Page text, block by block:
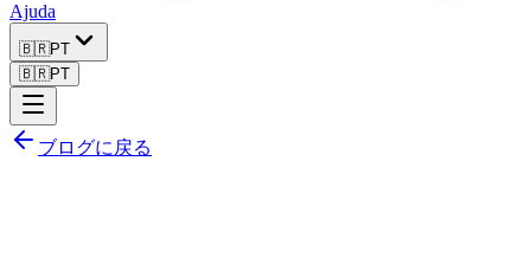
Ajuda
🇧🇷PT
🇧🇷PT
ブログに戻る